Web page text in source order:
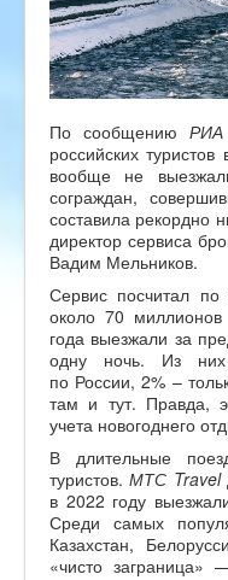
По сообщениюРИА
российских
вообще не
сограждан,
составила рекордно
директор сервиса
Вадим Мельников.
Сервис посчитал
около 70 миллионов
года выезжали за
одну ночь. Из них
по России, 2% –
там и тут. Правда,
учета новогоднего
В длительные
туристов.МТС Travel
в 2022 году
Среди самых
Казахстан,
«чисто заграница»